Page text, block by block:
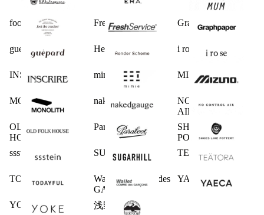
foot the coacher FreshService Graphpaper
guepard Hender Scheme i ro se
INSCRIRE mimie MIZUNO
MONOLITH nakedgauge
NO CONTROL
AIR
OLD FOLK
HOUSE
Paraboot
SHOES LIKE
POTTERY
ssstein
SUGARHILL TEATORA
TODAYFUL
Wallet COMME des
GARCONS
YAECA
YOKE 浅野商店